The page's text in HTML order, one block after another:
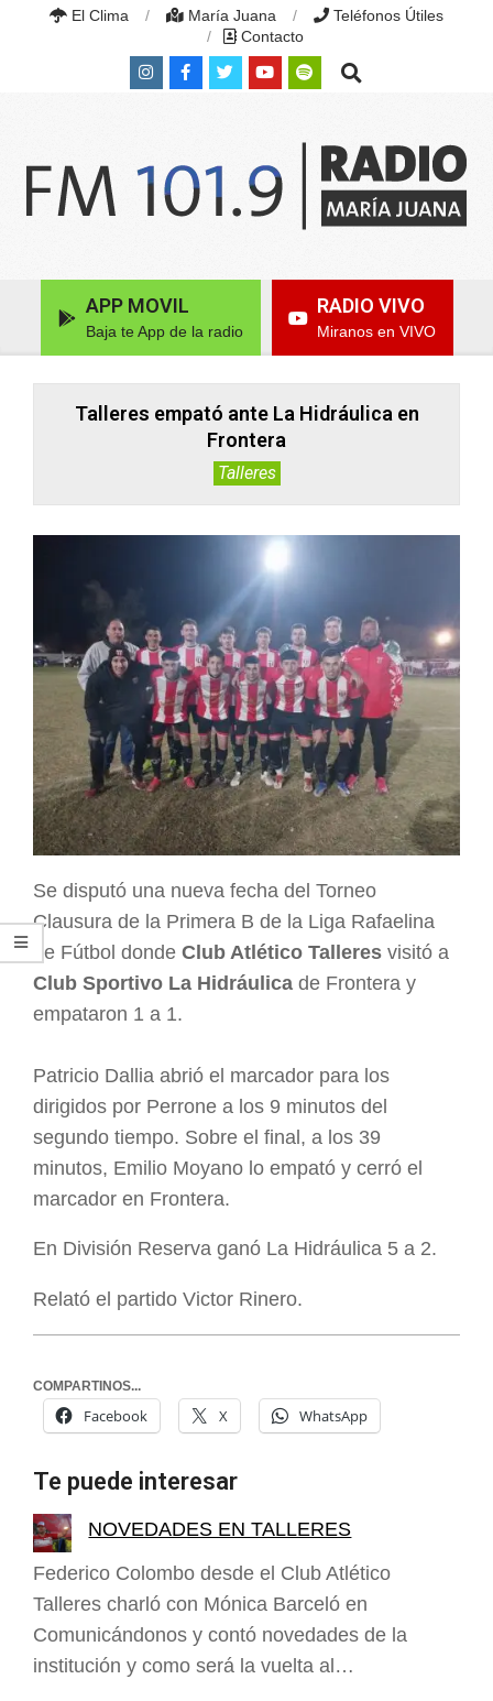
El Clima María Juana
Teléfonos Útiles
Contacto
Search
JUANA
FM
ARGENTINA
Navigation APP MOVIL
Baja te App de la radio
RADIO VIVO
Miranos en VIVO
Talleres empató ante La Hidráulica en
Frontera
Talleres
Se disputó una nueva fecha del Torneo
Clausura de la Primera B de la Liga Rafaelina
de Fútbol donde Club Atlético Talleres visitó a
Club Sportivo La Hidráulica de Frontera y
empataron 1 a 1.
Patricio Dallia abrió el marcador para los
dirigidos por Perrone a los 9 minutos del
segundo tiempo. Sobre el final, a los 39
minutos, Emilio Moyano lo empató y cerró el
marcador en Frontera.
En División Reserva ganó La Hidráulica 5 a 2.
Relató el partido Victor Rinero.
COMPARTINOS...
Facebook X WhatsApp
Te puede interesar
NOVEDADES EN TALLERES
Federico Colombo desde el Club Atlético
Talleres charló con Mónica Barceló en
Comunicándonos y contó novedades de la
institución y como será la vuelta al…